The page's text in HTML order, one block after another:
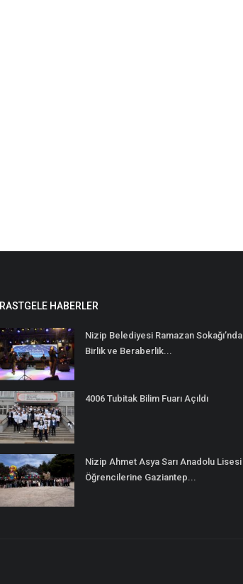
RASTGELE HABERLER
Nizip Belediyesi Ramazan Sokağı’nda
Birlik ve Beraberlik...
4006 Tubitak Bilim Fuarı Açıldı
Nizip Ahmet Asya Sarı Anadolu Lisesi
Öğrencilerine Gaziantep...